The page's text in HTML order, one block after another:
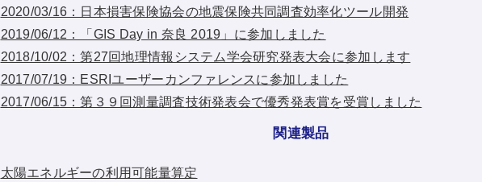
2020/03/16：日本損害保険協会の地震保険共同調査効率化ツール開発
2019/06/12：「GIS Day in 奈良 2019」に参加しました
2018/10/02：第27回地理情報システム学会研究発表大会に参加します
2017/07/19：ESRIユーザーカンファレンスに参加しました
2017/06/15：第３９回測量調査技術発表会で優秀発表賞を受賞しました
関連製品
太陽エネルギーの利用可能量算定